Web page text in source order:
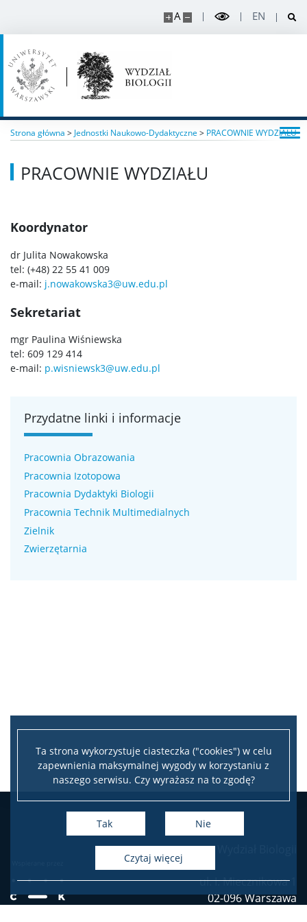
Ta strona wykorzystuje ciasteczka ("cookies") w celu
zapewnienia maksymalnej wygody w korzystaniu z
naszego serwisu. Czy wyrażasz na to zgodę?
Tak Nie
czytaj więcej
A EN
Wymiana akademicka
Staże i stypendia w projektach
Sprawy studenckie
Organizacje studenckie
Regulaminy i akty prawne
Rada Dydaktyczna
DOKTORANT
Rekrutacja projekty
PRACOWNIK
Intranet
Szkolenia
NAUKA
Projekty
Publikacje i patenty
Nagrody i wyróżnienia
Konferencje
Strona główna > Jednostki Naukowo-Dydaktyczne > PRACOWNIE WYDZIAŁU
PRACOWNIE WYDZIAŁU
Koordynator
dr Julita Nowakowska
tel: (+48) 22 55 41 009
e-mail: j.nowakowska3@uw.edu.pl
Sekretariat
mgr Paulina Wiśniewska
tel: 609 129 414
e-mail: p.wisniewsk3@uw.edu.pl
Przydatne linki i informacje
Pracownia Obrazowania
Pracownia Izotopowa
Pracownia Dydaktyki Biologii
Pracownia Technik Multimedialnych
Zielnik
Zwierzętarnia
ul. I. Miecznikowa 1
02-096 Warszawa